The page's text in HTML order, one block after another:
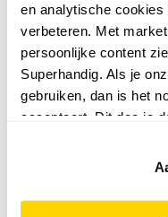
en analytische
verbeteren. Met
persoonlijke content
Superhandig. Als je
gebruiken, dan is het
accepteert. Dit doe je
website niet optimaal